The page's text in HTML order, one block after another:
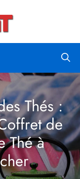
Thés :
de
Thé à